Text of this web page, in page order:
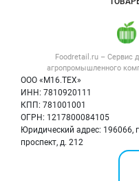
Foodretail.ru – Сервис
агропромышленного
ООО «М16.ТЕХ»
ИНН: 7810920111
КПП: 781001001
ОГРН: 1217800084105
Юридический адрес: 196066,
проспект, д. 212
Политика